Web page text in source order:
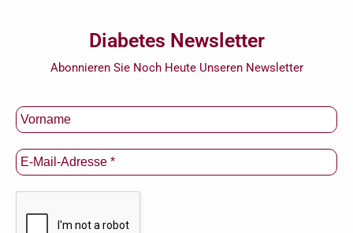
Diabetes Newsletter
Abonnieren Sie Noch Heute Unseren Newsletter